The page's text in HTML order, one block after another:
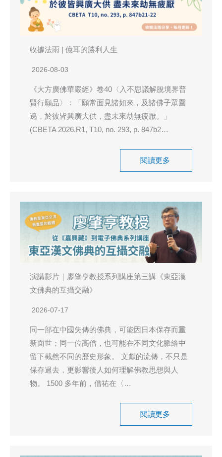
收據法雨 | 億耳的勝利人生
2026-08-03
《大方廣佛華嚴經》卷40〈入不思議解脫境界普
賢行願品〉：「願常面見諸如來，及諸佛子眾圍
遶，於彼皆興廣大供，盡未來劫無疲厭。」
(CBETA 2026.R1, T10, no. 293, p. 847b2…
閱讀更多
演講影片｜廖肇亨教授系列講座第三講《東亞漢
文佛典的互攝交融》
2026-07-17
同一部在中國失傳的佛典，可能因日本保存而重
新面世；同一位高僧，也可能在不同文化脈絡中
留下截然不同的歷史形象。 文獻的流傳，不只是
保存過去，更影響後人如何理解佛教思想與人
物。 1500 多年前，僧祐在〈…
閱讀更多